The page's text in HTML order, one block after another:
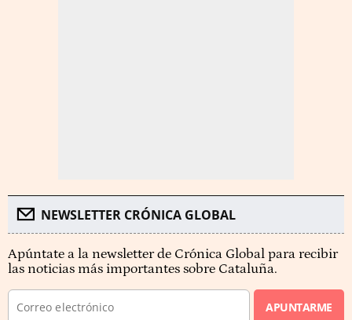
NEWSLETTER CRÓNICA GLOBAL
Apúntate a la newsletter de Crónica Global para recibir
las noticias más importantes sobre Cataluña.
APUNTARME